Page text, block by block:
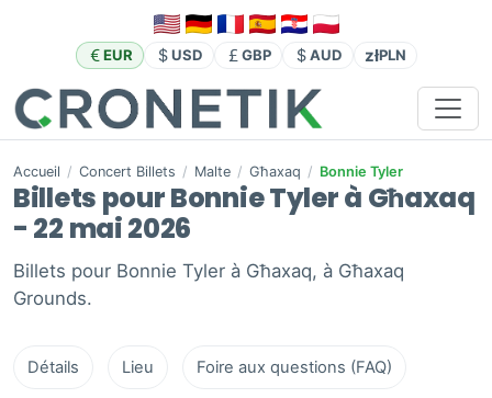
EUR USD GBP AUD złPLN
Accueil / Concert Billets / Malte / Għaxaq / Bonnie Tyler
Billets pour Bonnie Tyler à Għaxaq
- 22 mai 2026
Billets pour Bonnie Tyler à Għaxaq, à Għaxaq
Grounds.
Détails Lieu Foire aux questions (FAQ)